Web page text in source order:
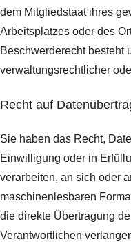
dem Mitgliedstaat ihres
Arbeitsplatzes oder des
Beschwerderecht besteht
verwaltungsrechtlicher
Recht auf
Sie haben das Recht,
Einwilligung oder in
verarbeiten, an sich oder
maschinenlesbaren
die direkte Übertragung
Verantwortlichen